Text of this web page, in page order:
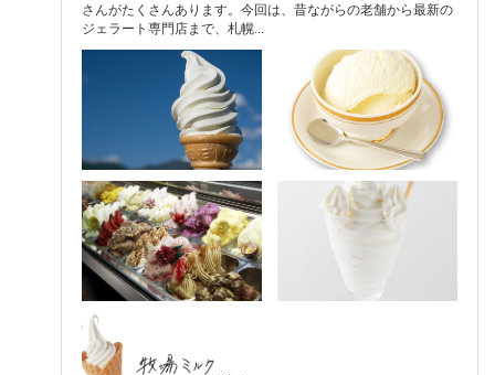
さんがたくさんあります。今回は、昔ながらの老舗から最新の
ジェラート専門店まで、札幌...